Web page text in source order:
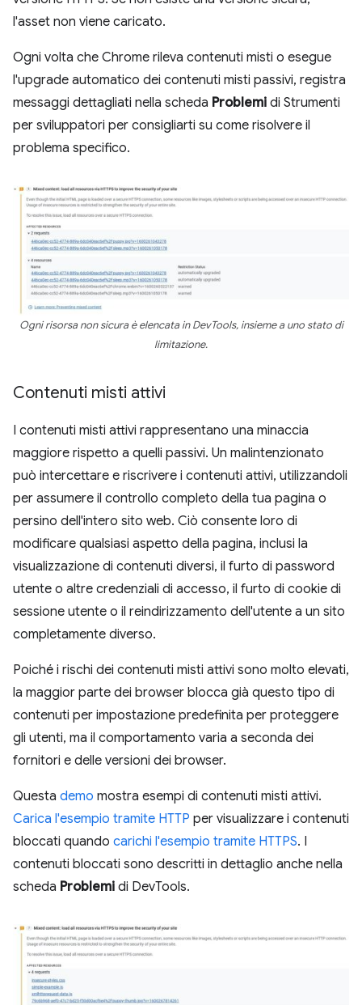
l'asset non viene caricato.
Ogni volta che Chrome rileva contenuti misti o esegue
l'upgrade automatico dei contenuti misti passivi, registra
messaggi dettagliati nella scheda Problemi di Strumenti
per sviluppatori per consigliarti su come risolvere il
problema specifico.
Ogni risorsa non sicura è elencata in DevTools, insieme a uno stato di
limitazione.
Contenuti misti attivi
I contenuti misti attivi rappresentano una minaccia
maggiore rispetto a quelli passivi. Un malintenzionato
può intercettare e riscrivere i contenuti attivi, utilizzandoli
per assumere il controllo completo della tua pagina o
persino dell'intero sito web. Ciò consente loro di
modificare qualsiasi aspetto della pagina, inclusi la
visualizzazione di contenuti diversi, il furto di password
utente o altre credenziali di accesso, il furto di cookie di
sessione utente o il reindirizzamento dell'utente a un sito
completamente diverso.
Poiché i rischi dei contenuti misti attivi sono molto elevati,
la maggior parte dei browser blocca già questo tipo di
contenuti per impostazione predefinita per proteggere
gli utenti, ma il comportamento varia a seconda dei
fornitori e delle versioni dei browser.
Questa demo mostra esempi di contenuti misti attivi.
Carica l'esempio tramite HTTP per visualizzare i contenuti
bloccati quando carichi l'esempio tramite HTTPS. I
contenuti bloccati sono descritti in dettaglio anche nella
scheda Problemi di DevTools.